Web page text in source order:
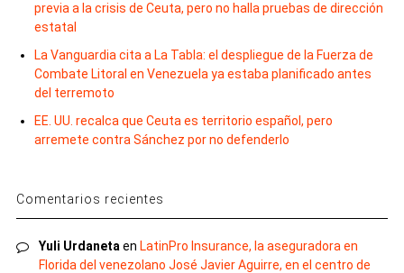
previa a la crisis de Ceuta, pero no halla pruebas de dirección
estatal
La Vanguardia cita a La Tabla: el despliegue de la Fuerza de
Combate Litoral en Venezuela ya estaba planificado antes
del terremoto
EE. UU. recalca que Ceuta es territorio español, pero
arremete contra Sánchez por no defenderlo
Comentarios recientes
Yuli Urdaneta en LatinPro Insurance, la aseguradora en
Florida del venezolano José Javier Aguirre, en el centro de